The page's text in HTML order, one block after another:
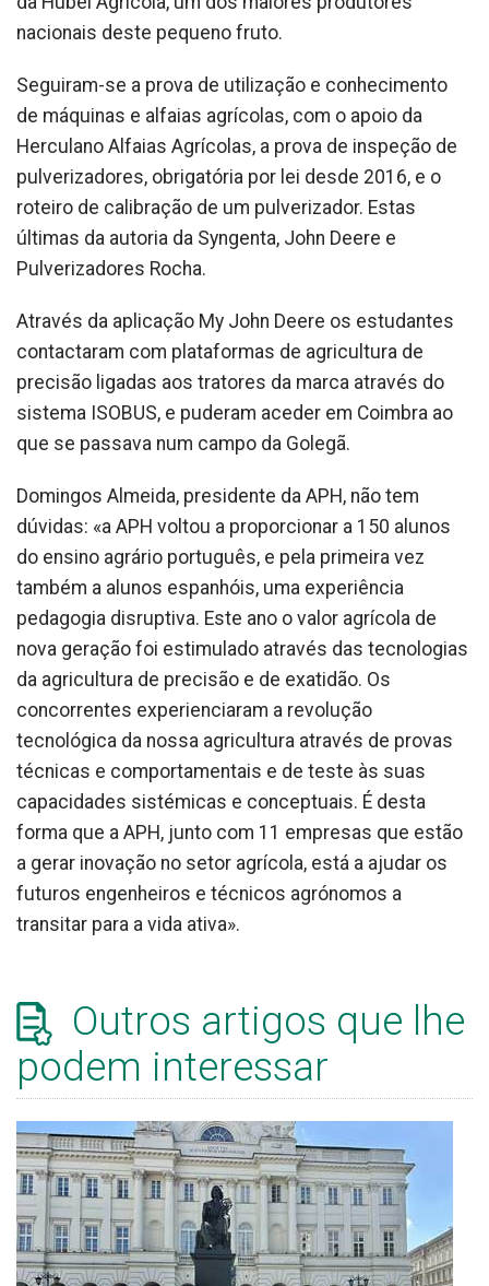
nacionais deste pequeno fruto.
Seguiram-se a prova de utilização e conhecimento
de máquinas e alfaias agrícolas, com o apoio da
Herculano Alfaias Agrícolas, a prova de inspeção de
pulverizadores, obrigatória por lei desde 2016, e o
roteiro de calibração de um pulverizador. Estas
últimas da autoria da Syngenta, John Deere e
Pulverizadores Rocha.
Através da aplicação My John Deere os estudantes
contactaram com plataformas de agricultura de
precisão ligadas aos tratores da marca através do
sistema ISOBUS, e puderam aceder em Coimbra ao
que se passava num campo da Golegã.
Domingos Almeida, presidente da APH, não tem
dúvidas: «a APH voltou a proporcionar a 150 alunos
do ensino agrário português, e pela primeira vez
também a alunos espanhóis, uma experiência
pedagogia disruptiva. Este ano o valor agrícola de
nova geração foi estimulado através das tecnologias
da agricultura de precisão e de exatidão. Os
concorrentes experienciaram a revolução
tecnológica da nossa agricultura através de provas
técnicas e comportamentais e de teste às suas
capacidades sistémicas e conceptuais. É desta
forma que a APH, junto com 11 empresas que estão
a gerar inovação no setor agrícola, está a ajudar os
futuros engenheiros e técnicos agrónomos a
transitar para a vida ativa».
Outros artigos que lhe
podem interessar